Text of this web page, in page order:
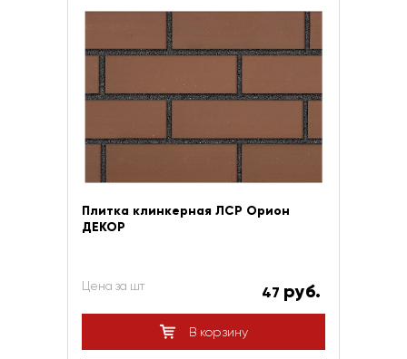
Плитка клинкерная ЛСР Орион
ДЕКОР
Цена за шт 47 руб.
В корзину